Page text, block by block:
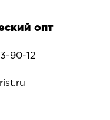
опт
90-12